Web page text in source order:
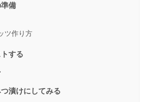
備
ツ作り方
する
漬けにしてみる